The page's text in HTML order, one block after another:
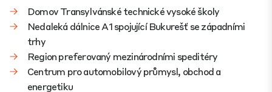
Domov Transylvánské technické vysoké školy
Nedaleká dálnice A1 spojující Bukurešť se západními
trhy
Region preferovaný mezinárodními speditéry
Centrum pro automobilový průmysl, obchod a
energetiku